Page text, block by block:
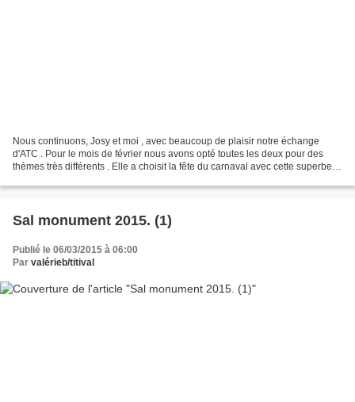
Nous continuons, Josy et moi , avec beaucoup de plaisir notre échange
d'ATC . Pour le mois de février nous avons opté toutes les deux pour des
thèmes très différents . Elle a choisit la fête du carnaval avec cette superbe
Sal monument 2015. (1)
Publié le 06/03/2015 à 06:00
Par valérieb/titival